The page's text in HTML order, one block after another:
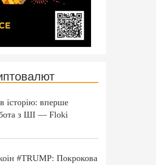
історію: вперше
з ШІ — Floki
#TRUMP: Покрокова